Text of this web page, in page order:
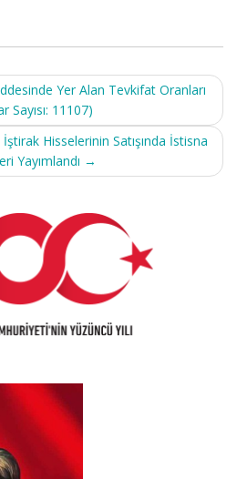
Yer Alan Tevkifat Oranları
Sayısı: 11107)
Hisselerinin Satışında İstisna
Yayımlandı →